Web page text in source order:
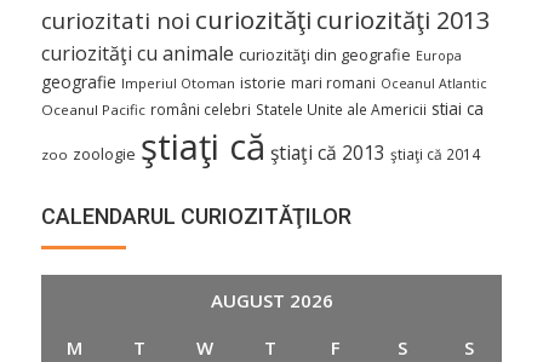
curiozitati noi curiozităţi curiozităţi 2013
curiozităţi cu animale curiozităţi din geografie Europa
geografie Imperiul Otoman istorie mari romani Oceanul Atlantic
Oceanul Pacific români celebri Statele Unite ale Americii stiai ca
zoo zoologie ştiaţi că ştiaţi că 2013 ştiaţi că 2014
CALENDARUL CURIOZITĂŢILOR
AUGUST 2026
M
T W T F S
S